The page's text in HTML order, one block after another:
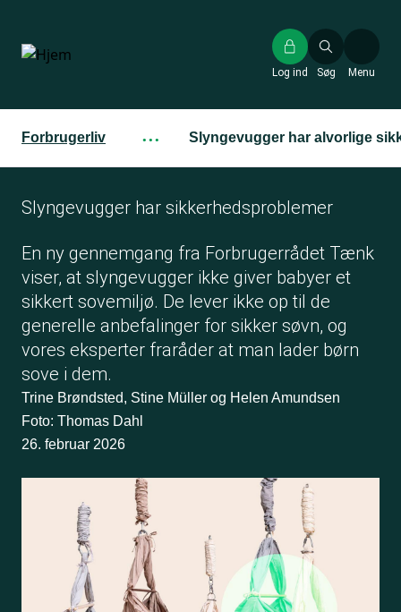
hovedindhold
Søg
Log ind Menu
Forbrugerliv ··· Slyngevugger har alvorlige
Slyngevugger har sikkerhedsproblemer
En ny gennemgang fra Forbrugerrådet Tænk
viser, at slyngevugger ikke giver babyer et
sikkert sovemiljø. De lever ikke op til de
generelle anbefalinger for sikker søvn, og
vores eksperter fraråder at man lader børn
sove i dem.
Trine Brøndsted, Stine Müller og Helen Amundsen
Foto: Thomas Dahl
26. februar 2026